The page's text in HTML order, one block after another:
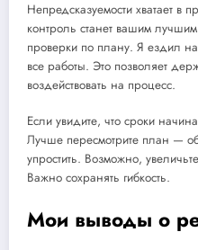
Непредсказуемости хватает в
контроль станет вашим
проверки по плану. Я ездил
все работы. Это позволяет
воздействовать на процесс.
Если увидите, что сроки
Лучше пересмотрите план —
упростить. Возможно,
Важно сохранять гибкость.
Мои выводы о